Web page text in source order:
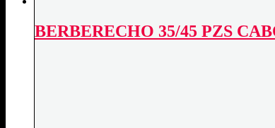
BERBERECHO 35/45 PZS